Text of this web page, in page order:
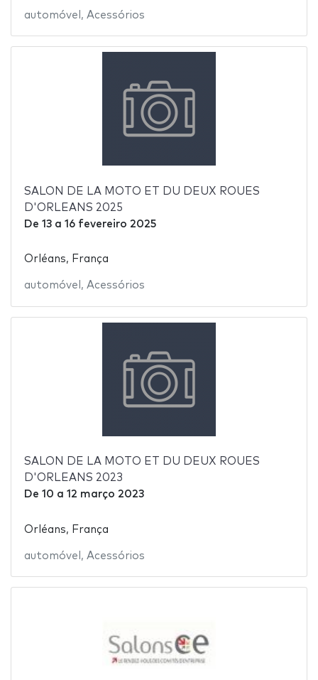
automóvel , Acessórios
SALON DE LA MOTO ET DU DEUX ROUES
D'ORLEANS 2025
De 13a 16 fevereiro 2025
Orléans, França
automóvel , Acessórios
SALON DE LA MOTO ET DU DEUX ROUES
D'ORLEANS 2023
De 10 a 12 março 2023
Orléans, França
automóvel , Acessórios